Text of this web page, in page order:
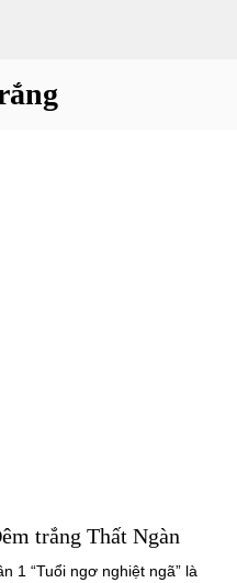
trắng Thất Ngàn
1 “Tuổi ngơ nghiệt ngã” là